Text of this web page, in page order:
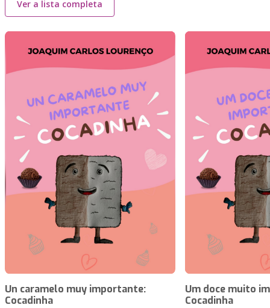
Ver a lista completa
Un caramelo muy importante:
Cocadinha
Um doce muito
Cocadinha